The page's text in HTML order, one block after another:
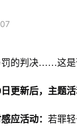
的判决……这是
日更新后，主题
应活动： 若罪